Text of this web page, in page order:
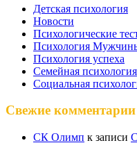
Детская психология
Новости
Психологические
Психология
Психология успеха
Семейная психология
Социальная
Свежие комментарии
СК Олимп к записи